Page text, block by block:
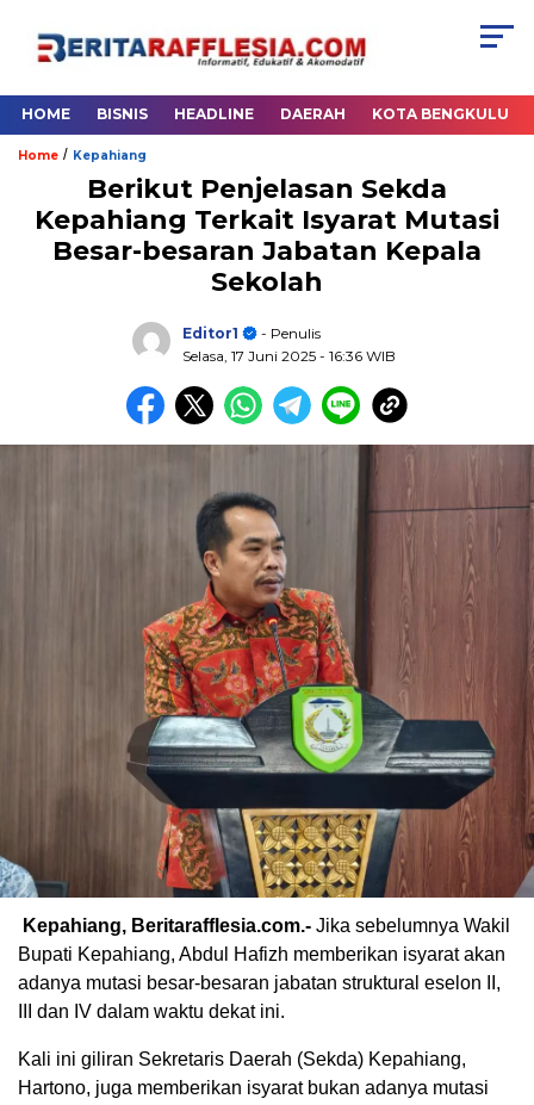
HOME BISNIS HEADLINE DAERAH KOTA BENGKULU
Home / Kepahiang
Berikut Penjelasan Sekda
Kepahiang Terkait Isyarat Mutasi
Besar-besaran Jabatan Kepala
Sekolah
Editor1
- Penulis
Selasa, 17 Juni 2025 - 16:36 WIB
Kepahiang, Beritarafflesia.com.- Jika sebelumnya Wakil
Bupati Kepahiang, Abdul Hafizh memberikan isyarat akan
adanya mutasi besar-besaran jabatan struktural eselon II,
III dan IV dalam waktu dekat ini.
Kali ini giliran Sekretaris Daerah (Sekda) Kepahiang,
Hartono, juga memberikan isyarat bukan adanya mutasi